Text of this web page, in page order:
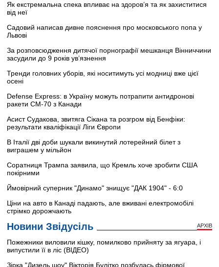
Як екстремальна спека впливає на здоров’я та як захиститися
від неї
Садовий написав дивне пояснення про московського попа у
Львові
За розповсюдження дитячої порнографії мешканця Вінниччини
засудили до 9 років ув’язнення
Тренди головних уборів, які носитимуть усі модниці вже цієї
осені
Defense Express: в Україну можуть потрапити антидронові
ракети CM-70 з Канади
Асист Судакова, звитяга Сікана та розгром від Бенфіки:
результати кваліфікації Ліги Європи
В Італії дві доби шукали викинутий лотерейний білет з
виграшем у мільйон
Соратниця Трампа заявила, що Кремль хоче зробити США
покірними
Ймовірний суперник "Динамо" знищує "ДАК 1904" - 6:0
Ціни на авто в Канаді падають, але вживані електромобілі
стрімко дорожчають
Новини Звідусіль АРХІВ
Пожежники виловили кішку, помилково прийняту за ягуара, і
випустили її в ліс (ВІДЕО)
Зірка "Дизель шоу" Вікторія Булітко позбулась фірмової